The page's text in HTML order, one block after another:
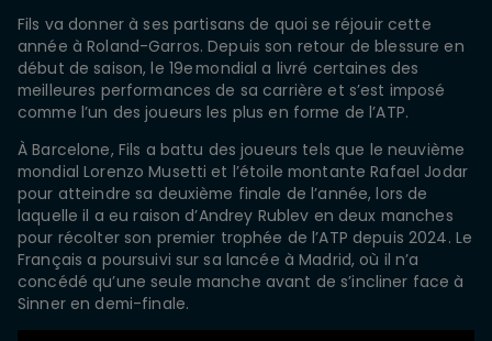
Fils va donner à ses partisans de quoi se réjouir cette
année à Roland-Garros. Depuis son retour de blessure en
début de saison, le 19e mondial a livré certaines des
meilleures performances de sa carrière et s’est imposé
comme l’un des joueurs les plus en forme de l’ATP.
À Barcelone, Fils a battu des joueurs tels que le neuvième
mondial Lorenzo Musetti et l’étoile montante Rafael Jodar
pour atteindre sa deuxième finale de l’année, lors de
laquelle il a eu raison d’Andrey Rublev en deux manches
pour récolter son premier trophée de l’ATP depuis 2024. Le
Français a poursuivi sur sa lancée à Madrid, où il n’a
concédé qu’une seule manche avant de s’incliner face à
Sinner en demi-finale.